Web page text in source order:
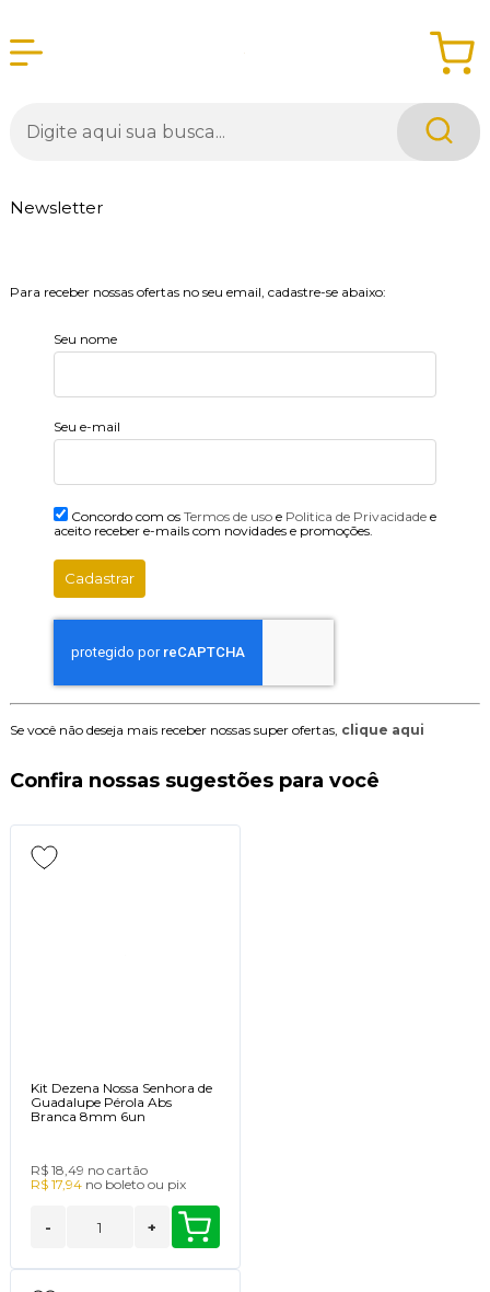
Newsletter
Para receber nossas ofertas no seu email, cadastre-se abaixo:
Seu nome
Seu e-mail
Concordo com os Termos de usoe Politica de Privacidadee
aceito receber e-mails com novidades e promoções.
Cadastrar
Se você não deseja mais receber nossas super ofertas, clique aqui
Confira nossas sugestões para você
Kit Dezena Nossa Senhora de
Guadalupe Pérola Abs
Branca 8mm 6un
R$ 18,49 no cartão
R$ 17,94 no boletoou pix
- +